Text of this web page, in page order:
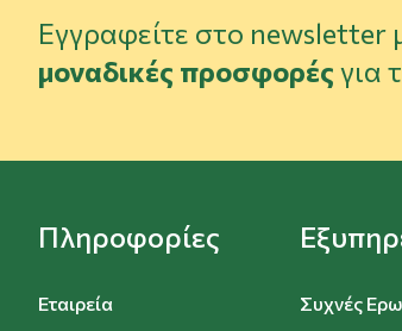
Εγγραφείτε στο newsletter
μοναδικές προσφορές για
Πληροφορίες
Εταιρεία Συχνές